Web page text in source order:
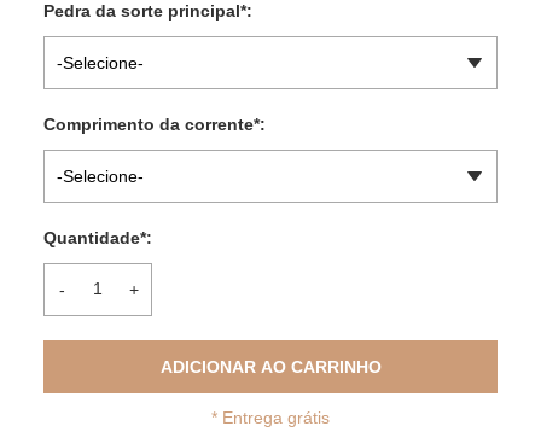
Pedra da sorte principal*:
-Selecione-
Comprimento da corrente*:
-Selecione-
Quantidade*:
- +
ADICIONAR AO CARRINHO
* Entrega grátis